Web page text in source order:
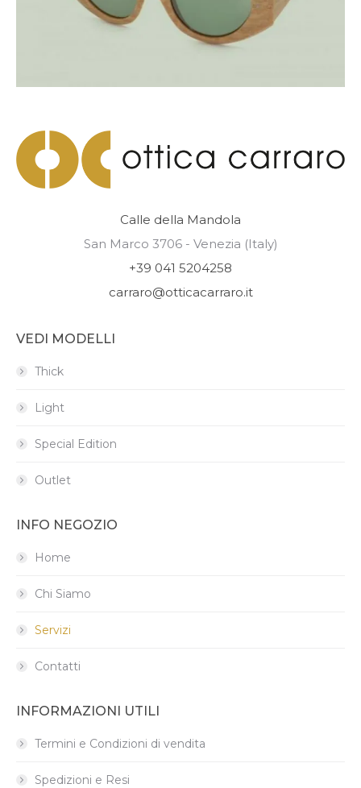
Calle della Mandola
San Marco 3706 - Venezia (Italy)
+39 041 5204258
carraro@otticacarraro.it
VEDI MODELLI
Thick
Light
Special Edition
Outlet
INFO NEGOZIO
Home
Chi Siamo
Servizi
Contatti
INFORMAZIONI UTILI
Termini e Condizioni di vendita
Spedizioni e Resi